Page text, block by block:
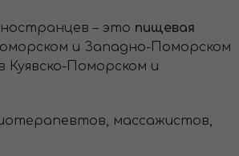
– это пищевая
и Западно-Поморском
Куявско-Поморском и
массажистов,